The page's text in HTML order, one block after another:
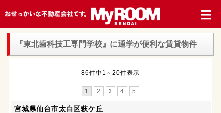
『東北歯科技工専門学校』 に通学が便利な賃貸物件
86件中1～20件表示
1 2 3 4 5
宮城県仙台市太白区萩ケ丘